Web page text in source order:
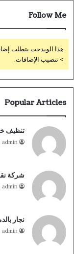
Follow Me
هذا الويدجت يتطلب
> تنصيب الإضافات.
Popular Articles
تنظيف
admin
شركة
admin
نجار
admin